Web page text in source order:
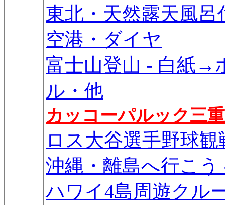
東北・天然露天風
空港・ダイヤ
富士山登山 - 白紙→
ル・他
カッコーパルック三
ロス大谷選手野球
沖縄・離島へ行こう
ハワイ4島周遊クル